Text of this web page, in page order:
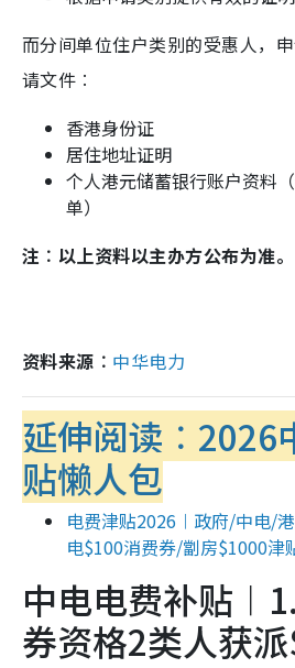
而分间单位住户类别的受惠人，
请文件︰
香港身份证
居住地址证明
个人港元储蓄银行账户资料
单）
注︰以上资料以主办方公布为准。
资料来源︰ 中华电力
延伸阅读︰2026
贴懒人包
电费津贴2026︱政府/中电/
电$100消费券/劏房$1000津
中电电费补贴
券资格2类人获